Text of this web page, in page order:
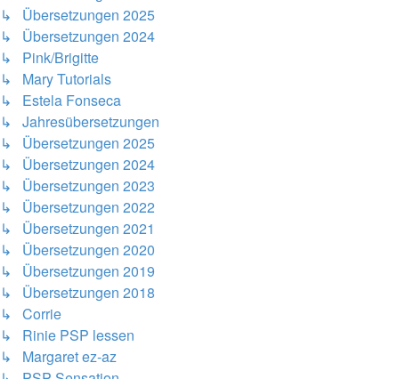
↳ Übersetzungen 2025
↳ Übersetzungen 2024
↳ Pink/Brigitte
↳ Mary Tutorials
↳ Estela Fonseca
↳ Jahresübersetzungen
↳ Übersetzungen 2025
↳ Übersetzungen 2024
↳ Übersetzungen 2023
↳ Übersetzungen 2022
↳ Übersetzungen 2021
↳ Übersetzungen 2020
↳ Übersetzungen 2019
↳ Übersetzungen 2018
↳ Corrie
↳ Rinie PSP lessen
↳ Margaret ez-az